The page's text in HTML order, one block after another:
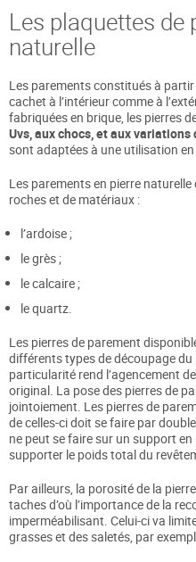
Les plaquettes de
naturelle
Les parements constitués à
cachet à l’intérieur comme à
fabriquées en brique, les pierres
Uvs, aux chocs, et aux
sont adaptées à une utilisation en
Les parements en pierre
roches et de matériaux :
l’ardoise ;
le grès ;
le calcaire ;
le quartz.
Les pierres de parement
différents types de découpage
particularité rend l’agencement
original. La pose des pierres de
jointoiement. Les pierres de
de celles-ci doit se faire par
ne peut se faire sur un support
supporter le poids total du
Par ailleurs, la porosité de la
taches d’où l’importance de la
imperméabilisant. Celui-ci va
grasses et des saletés, par